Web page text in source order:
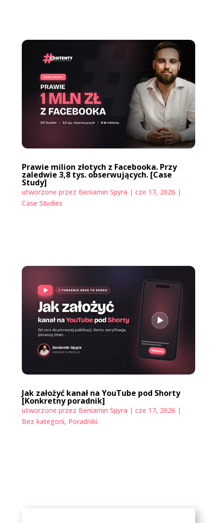
Prawie milion złotych z Facebooka. Przy
zaledwie 3,8 tys. obserwujących. [Case
Study]
utworzone przez Beniamin Spyra | cze 17, 2026 |
Case Studies
Jak założyć kanał na YouTube pod Shorty
[Konkretny poradnik]
utworzone przez Beniamin Spyra | cze 17, 2026 |
Bez kategorii, Poradniki